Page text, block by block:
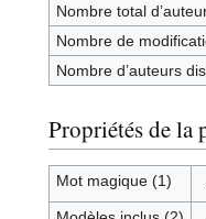
Nombre total
Nombre de
Nombre d’auteurs
Propriétés de la
Mot magique (1)